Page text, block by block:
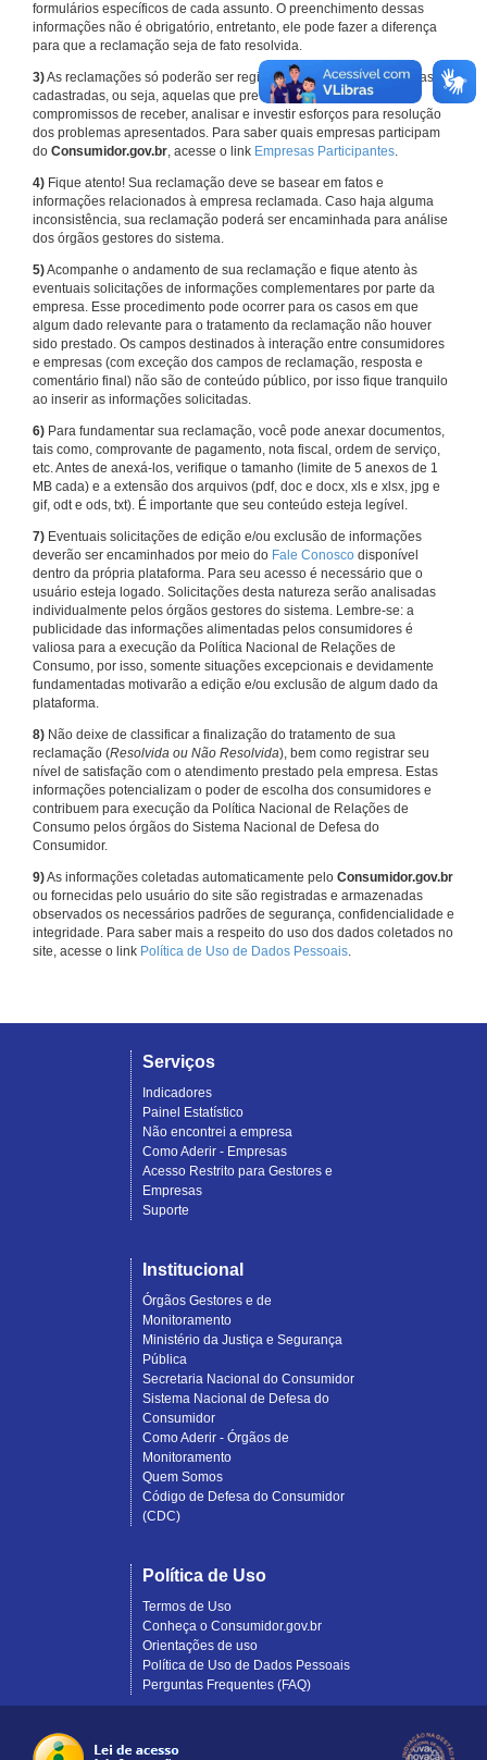
formulários específicos de cada assunto. O preenchimento dessas
informações não é obrigatório, entretanto, ele pode fazer a diferença
para que a reclamação seja de fato resolvida.
3)As reclamações só poderão ser registradas em face de empresas
cadastradas, ou seja, aquelas que previamente assumiram
compromissos de receber, analisar e investir esforços para resolução
dos problemas apresentados. Para saber quais empresas participam
do Consumidor.gov.br, acesse o link Empresas Participantes.
4) Fique atento! Sua reclamação deve se basear em fatos e
informações relacionados à empresa reclamada. Caso haja alguma
inconsistência, sua reclamação poderá ser encaminhada para análise
dos órgãos gestores do sistema.
5)Acompanhe o andamento de sua reclamação e fique atento às
eventuais solicitações de informações complementares por parte da
empresa. Esse procedimento pode ocorrer para os casos em que
algum dado relevante para o tratamento da reclamação não houver
sido prestado. Os campos destinados à interação entre consumidores
e empresas (com exceção dos campos de reclamação, resposta e
comentário final) não são de conteúdo público, por isso fique tranquilo
ao inserir as informações solicitadas.
6) Para fundamentar sua reclamação, você pode anexar documentos,
tais como, comprovante de pagamento, nota fiscal, ordem de serviço,
etc. Antes de anexá-los, verifique o tamanho (limite de 5 anexos de 1
MB cada) e a extensão dos arquivos (pdf, doc e docx, xls e xlsx, jpg e
gif, odt e ods, txt). É importante que seu conteúdo esteja legível.
7) Eventuais solicitações de edição e/ou exclusão de informações
deverão ser encaminhados por meio do Fale Conosco disponível
dentro da própria plataforma. Para seu acesso é necessário que o
usuário esteja logado. Solicitações desta natureza serão analisadas
individualmente pelos órgãos gestores do sistema. Lembre-se: a
publicidade das informações alimentadas pelos consumidores é
valiosa para a execução da Política Nacional de Relações de
Consumo, por isso, somente situações excepcionais e devidamente
fundamentadas motivarão a edição e/ou exclusão de algum dado da
plataforma.
8) Não deixe de classificar a finalização do tratamento de sua
reclamação (Resolvida ou Não Resolvida), bem como registrar seu
nível de satisfação com o atendimento prestado pela empresa. Estas
informações potencializam o poder de escolha dos consumidores e
contribuem para execução da Política Nacional de Relações de
Consumo pelos órgãos do Sistema Nacional de Defesa do
Consumidor.
9)As informações coletadas automaticamente pelo Consumidor.gov.br
ou fornecidas pelo usuário do site são registradas e armazenadas
observados os necessários padrões de segurança, confidencialidade e
integridade. Para saber mais a respeito do uso dos dados coletados no
site, acesse o link Política de Uso de Dados Pessoais.
Serviços
Indicadores
Painel Estatístico
Não encontrei a empresa
Como Aderir - Empresas
Acesso Restrito para Gestores e
Empresas
Suporte
Institucional
Órgãos Gestores e de
Monitoramento
Ministério da Justiça e Segurança
Pública
Secretaria Nacional do Consumidor
Sistema Nacional de Defesa do
Consumidor
Como Aderir - Órgãos de
Monitoramento
Quem Somos
Código de Defesa do Consumidor
(CDC)
Política de Uso
Termos de Uso
Conheça o Consumidor.gov.br
Orientações de uso
Política de Uso de Dados Pessoais
Perguntas Frequentes (FAQ)